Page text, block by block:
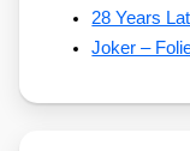
28 Years
Joker –